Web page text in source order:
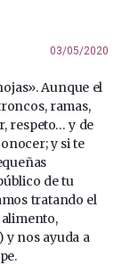
03/05/2020
Aunque el
ramas,
respeto… y de
y si te
de tu
tratando el
nos ayuda a